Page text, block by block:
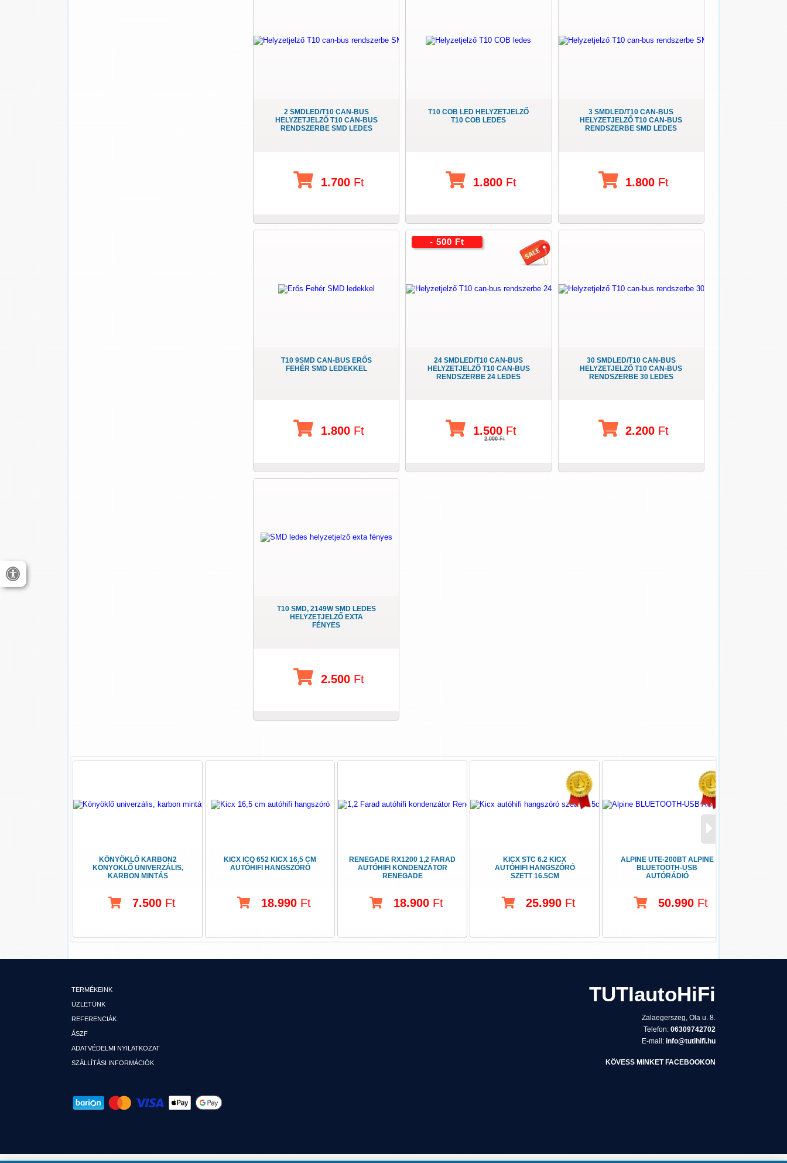
2 SMDLED/T10 CAN-BUS
HELYZETJELZŐ T10 CAN-BUS
RENDSZERBE SMD LEDES
1.700Ft
T10 COB LED HELYZETJELZŐ
T10 COB LEDES
1.800Ft
3 SMDLED/T10 CAN-BUS
HELYZETJELZŐ T10 CAN-BUS
RENDSZERBE SMD LEDES
1.800 Ft
T10 9SMD CAN-BUS ERŐS
FEHÉR SMD LEDEKKEL
1.800Ft
24 SMDLED/T10 CAN-BUS
HELYZETJELZŐ T10 CAN-BUS
RENDSZERBE 24 LEDES
1.500Ft
2.000Ft
- 500 Ft
30 SMDLED/T10 CAN-BUS
HELYZETJELZŐ T10 CAN-BUS
RENDSZERBE 30 LEDES
2.200 Ft
T10 SMD, 2149W SMD LEDES
HELYZETJELZŐ EXTA
FÉNYES
2.500Ft
KÖNYÖKLŐ KARBON2
KÖNYÖKLŐ UNIVERZÁLIS,
KARBON MINTÁS
7.500Ft
KICX ICQ 652 KICX 16,5 CM
AUTÓHIFI HANGSZÓRÓ
18.990 Ft
RENEGADE RX1200 1,2 FARAD
AUTÓHIFI KONDENZÁTOR
RENEGADE
18.900 Ft
KICX STC 6.2 KICX
AUTÓHIFI HANGSZÓRÓ
SZETT 16.5CM
25.990 Ft
ALPINE UTE-200BT ALPINE
BLUETOOTH-USB
AUTÓRÁDIÓ
50.990 Ft
TERMÉKEINK
ÜZLETÜNK
REFERENCIÁK
ÁSZF
ADATVÉDELMI NYILATKOZAT
SZÁLLÍTÁSI INFORMÁCIÓK
TUTIautoHiFi
Zalaegerszeg, Ola u. 8.
Telefon: 06309742702
E-mail: info@tutihifi.hu
KÖVESS MINKET FACEBOOKON